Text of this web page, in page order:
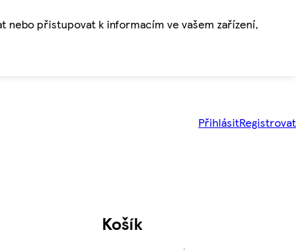
nebo přistupovat k informacím ve vašem zařízení,
PřihlásitRegistrovat
Košík